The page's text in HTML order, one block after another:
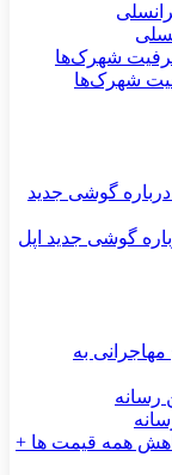
شهرک‌ها
گوشی جدید اپل
به